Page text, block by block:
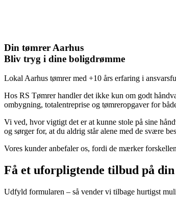
Din tømrer Aarhus
Bliv tryg i dine boligdrømme
Lokal Aarhus tømrer med +10 års erfaring i
Hos RS Tømrer handler det ikke kun om godt
ombygning, totalentreprise og tømreropgaver for
Vi ved, hvor vigtigt det er at kunne stole på sine
og sørger for, at du aldrig står alene med de svære
Vores kunder anbefaler os, fordi de mærker
Få et uforpligtende tilbud på
Udfyld formularen – så vender vi tilbage hurtigst